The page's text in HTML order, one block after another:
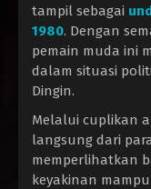
tampil sebagai
1980. Dengan
pemain muda ini
dalam situasi
Dingin.
Melalui cuplikan
langsung dari
memperlihatkan
keyakinan